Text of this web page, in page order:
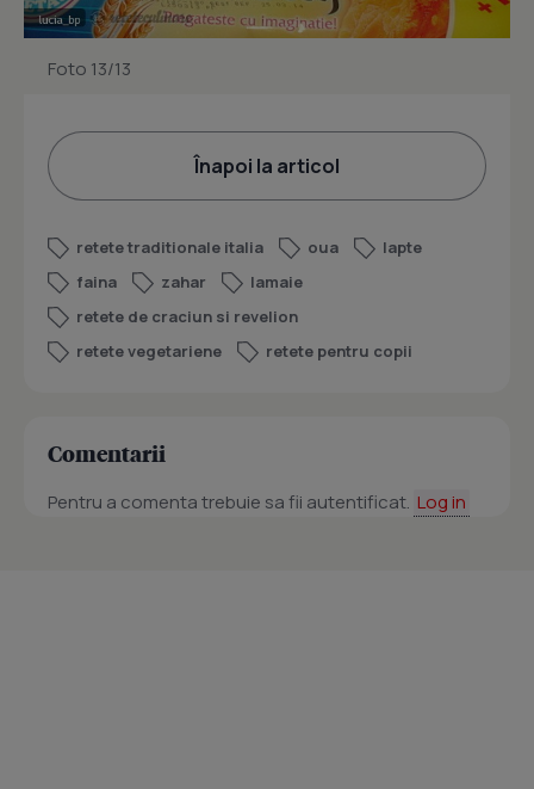
Foto 13/13
Înapoi la articol
retete traditionale italia oua
lapte
faina
zahar
lamaie
retete de craciun si revelion
retete vegetariene
retete pentru copii
Comentarii
Pentru a comenta trebuie sa fii autentificat. Log in